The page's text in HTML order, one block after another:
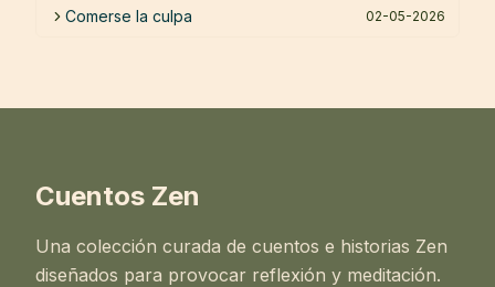
Comerse la culpa 02-05-2026
Cuentos Zen
Una colección curada de cuentos e historias Zen
diseñados para provocar reflexión y meditación.